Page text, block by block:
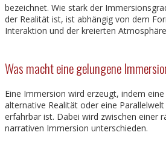
bezeichnet. Wie stark der
der Realität ist, ist abhängig von dem
Interaktion und der kreierten
Was macht eine gelungene
Eine Immersion wird erzeugt, indem
alternative Realität oder eine
erfahrbar ist. Dabei wird zwischen einer
narrativen Immersion unterschieden.